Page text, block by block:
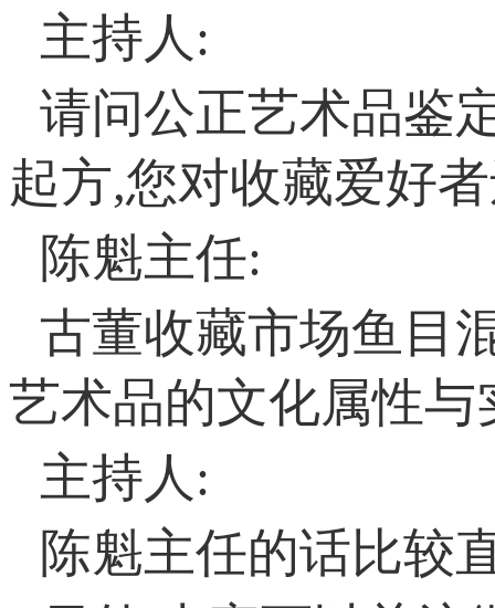
主持人:
请问公正艺术品鉴
起方,您对收藏爱好
陈魁主任:
古董收藏市场鱼目
艺术品的文化属性
主持人:
陈魁主任的话比较